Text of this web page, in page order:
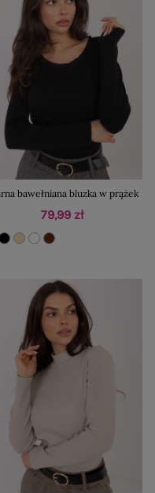
bawełniana bluzka w prążek
79,99 zł